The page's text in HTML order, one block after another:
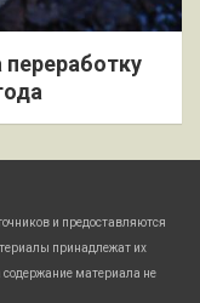
и предоставляются
принадлежат их
содержание материала не